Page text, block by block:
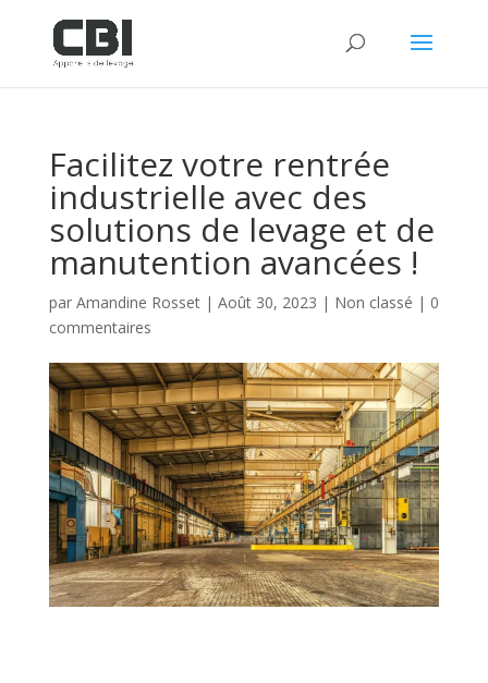
Facilitez votre rentrée
industrielle avec des
solutions de levage et de
manutention avancées !
par Amandine Rosset| Août 30, 2023 | Non classé | 0
commentaires